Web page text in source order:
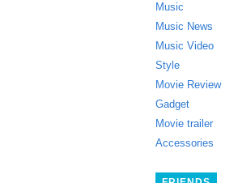
Music
Music News
Music Video
Style
Movie Review
Gadget
Movie trailer
Accessories